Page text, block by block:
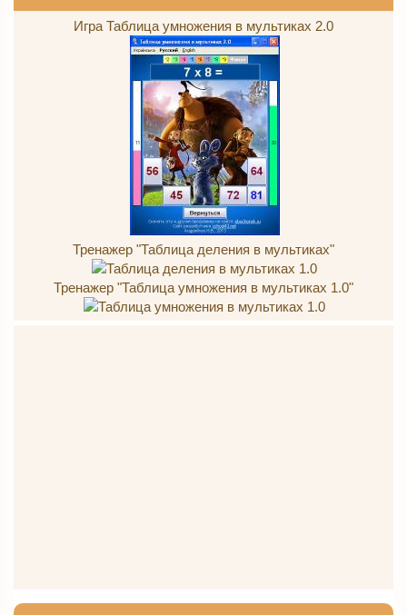
Игра Таблица умножения в мультиках 2.0
Тренажер "Таблица деления в мультиках"
Тренажер "Таблица умножения в мультиках 1.0"